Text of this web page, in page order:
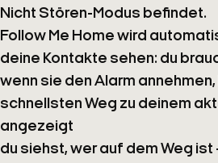
Nicht Stören-Modus befindet.
Follow Me Home wird
deine Kontakte sehen: du
wenn sie den Alarm
schnellsten Weg zu deinem
angezeigt
du siehst, wer auf dem Weg ist